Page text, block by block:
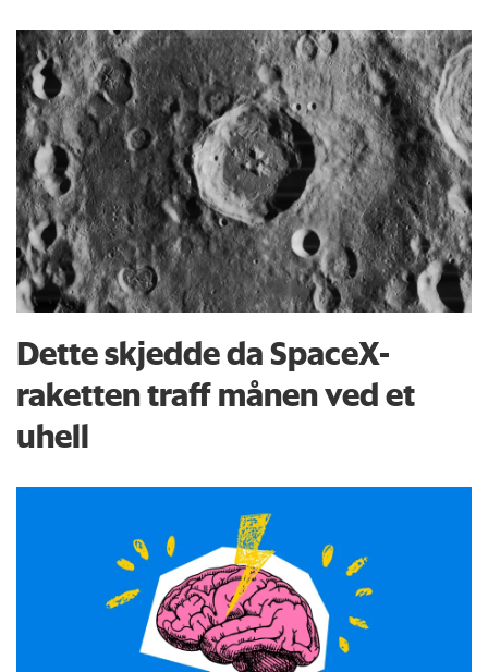
Dette skjedde da SpaceX-
raketten traff månen ved et
uhell